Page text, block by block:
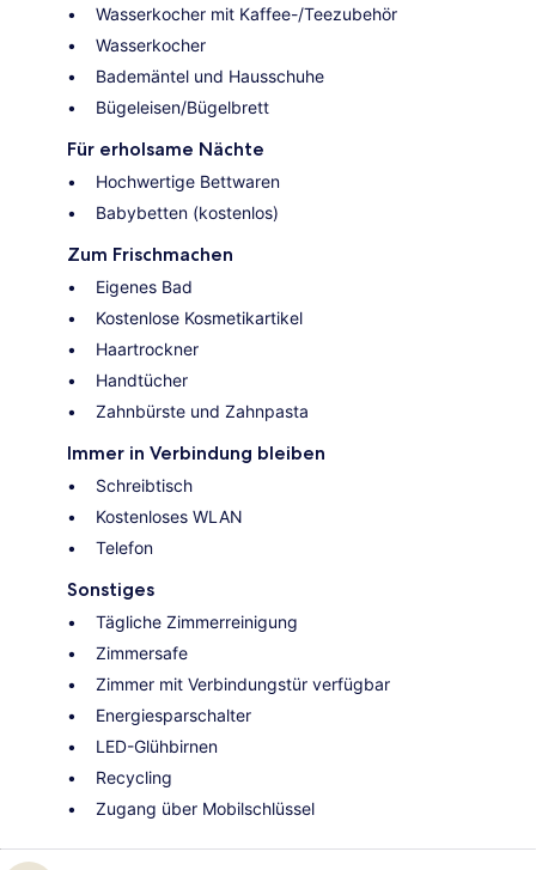
Wasserkocher mit Kaffee-/Teezubehör
Wasserkocher
Bademäntel und Hausschuhe
Bügeleisen/Bügelbrett
Für erholsame Nächte
Hochwertige Bettwaren
Babybetten (kostenlos)
Zum Frischmachen
Eigenes Bad
Kostenlose Kosmetikartikel
Haartrockner
Handtücher
Zahnbürste und Zahnpasta
Immer in Verbindung bleiben
Schreibtisch
Kostenloses WLAN
Telefon
Sonstiges
Tägliche Zimmerreinigung
Zimmersafe
Zimmer mit Verbindungstür verfügbar
Energiesparschalter
LED-Glühbirnen
Recycling
Zugang über Mobilschlüssel